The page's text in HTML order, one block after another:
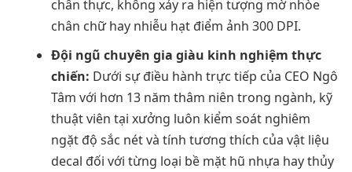
chân thực, không xảy ra hiện tượng mờ nhòe
chân chữ hay nhiễu hạt điểm ảnh 300 DPI.
Đội ngũ chuyên gia giàu kinh nghiệm thực
chiến: Dưới sự điều hành trực tiếp của CEO Ngô
Tâm với hơn 13 năm thâm niên trong ngành, kỹ
thuật viên tại xưởng luôn kiểm soát nghiêm
ngặt độ sắc nét và tính tương thích của vật liệu
decal đối với từng loại bề mặt hũ nhựa hay thủy